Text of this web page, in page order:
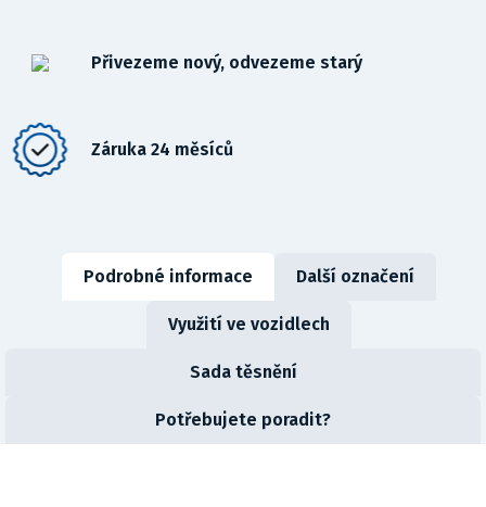
Přivezeme nový, odvezeme starý
Záruka 24 měsíců
Podrobné informace Další označení
Využití ve vozidlech
Sada těsnění
Potřebujete poradit?